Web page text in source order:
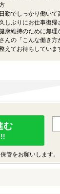
日勤でしっかり働い
久しぶりにお仕事復
健康維持のために無
んの「こんな働き
えてお待ちしていま
む
管をお願いします。